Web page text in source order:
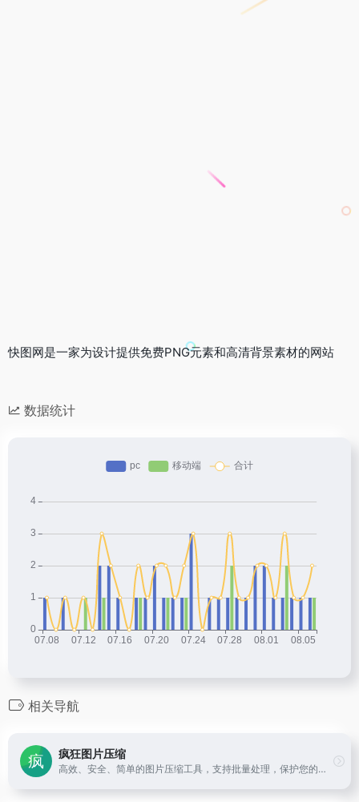
快图网是一家为设计提供免费PNG元素和高清背景素材的网站
数据统计
相关导航
疯狂图片压缩
高效、安全、简单的图片压缩工具，支持批量处理，保护您的隐私